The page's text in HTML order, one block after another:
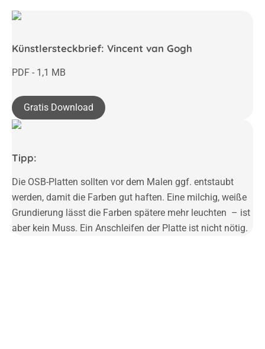
Künstlersteckbrief: Vincent van Gogh
PDF - 1,1 MB
Gratis Download
Tipp:
Die OSB-Platten sollten vor dem Malen ggf. entstaubt
werden, damit die Farben gut haften. Eine milchig, weiße
Grundierung lässt die Farben spätere mehr leuchten – ist
aber kein Muss. Ein Anschleifen der Platte ist nicht nötig.